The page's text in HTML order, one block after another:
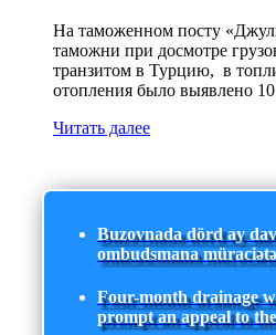
На таможенном посту
таможни при досмотре
транзитом в Турцию, в
отопления было выявлено
Читать далее
Buzovnada dörd ay
ombudsmana
Four-month drainage
prompt an appeal to